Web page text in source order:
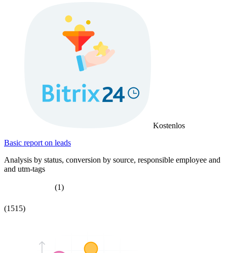
Kostenlos
Basic report on leads
Analysis by status, conversion by source, responsible employee and
and utm-tags
(1)
(1515)